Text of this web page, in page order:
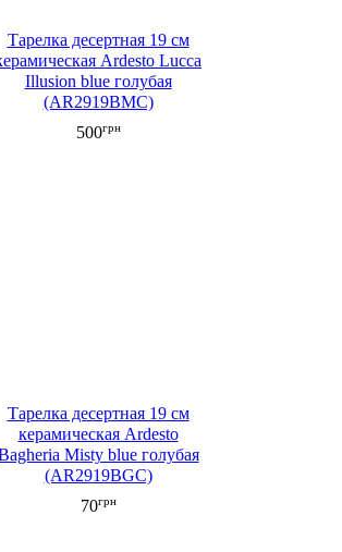
Тарелка десертная 19 см
Ardesto Lucca
Illusion blue голубая
(AR2919BMC)
500грн
Тарелка десертная 19 см
керамическая Ardesto
Misty blue голубая
(AR2919BGC)
70грн